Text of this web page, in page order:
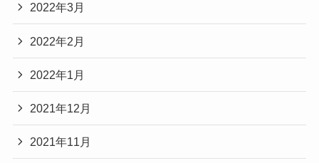
2022年3月
2022年2月
2022年1月
2021年12月
2021年11月